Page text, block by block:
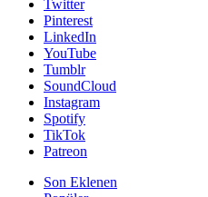
Twitter
Pinterest
LinkedIn
YouTube
Tumblr
SoundCloud
Instagram
Spotify
TikTok
Patreon
Son Eklenen